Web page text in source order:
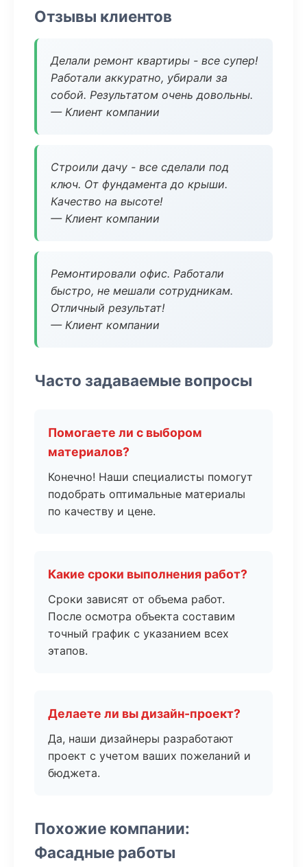
Отзывы клиентов
Делали ремонт квартиры - все супер!
Работали аккуратно, убирали за
собой. Результатом очень довольны.
— Клиент компании
Строили дачу - все сделали под
ключ. От фундамента до крыши.
Качество на высоте!
— Клиент компании
Ремонтировали офис. Работали
быстро, не мешали сотрудникам.
Отличный результат!
— Клиент компании
Часто задаваемые вопросы
Помогаете ли с выбором
материалов?
Конечно! Наши специалисты помогут
подобрать оптимальные материалы
по качеству и цене.
Какие сроки выполнения работ?
Сроки зависят от объема работ.
После осмотра объекта составим
точный график с указанием всех
этапов.
Делаете ли вы дизайн-проект?
Да, наши дизайнеры разработают
проект с учетом ваших пожеланий и
бюджета.
Похожие компании:
Фасадные работы